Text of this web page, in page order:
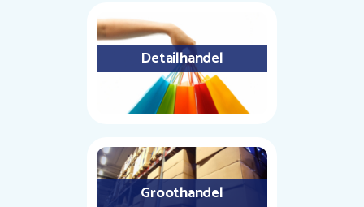
Detailhandel
Groothandel